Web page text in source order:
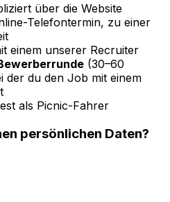
über die Website
Telefontermin, zu einer
einem unserer Recruiter
(30–60
der du den Job mit einem
als Picnic-Fahrer
persönlichen Daten?